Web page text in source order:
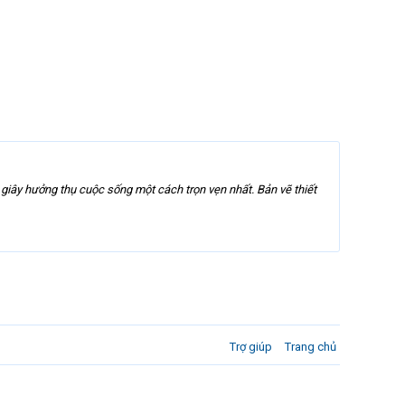
hưởng thụ cuộc sống một cách trọn vẹn nhất. Bản vẽ thiết
Trợ giúp Trang chủ